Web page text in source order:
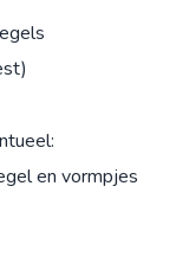
en vormpjes